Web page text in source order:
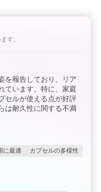
す。
を報告しており、リア
ています。特に、家庭
セルが使える点が好評
は耐久性に関する不満
に最適
カプセルの多様性